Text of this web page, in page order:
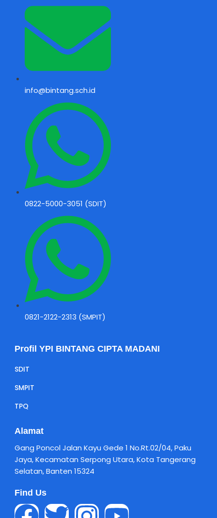
info@bintang.sch.id
0822-5000-3051 (SDIT)
0821-2122-2313 (SMPIT)
Profil YPI BINTANG CIPTA MADANI
SDIT
SMPIT
TPQ
Alamat
Gang Poncol Jalan Kayu Gede 1 No.Rt.02/04, Paku
Jaya, Kecamatan Serpong Utara, Kota Tangerang
Selatan, Banten 15324
Find Us